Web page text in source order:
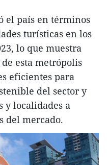
el país en términos
turísticas en los
lo que muestra
esta metrópolis
eficientes para
del sector y
y localidades a
del mercado.